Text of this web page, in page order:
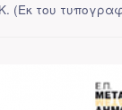
(Εκ του